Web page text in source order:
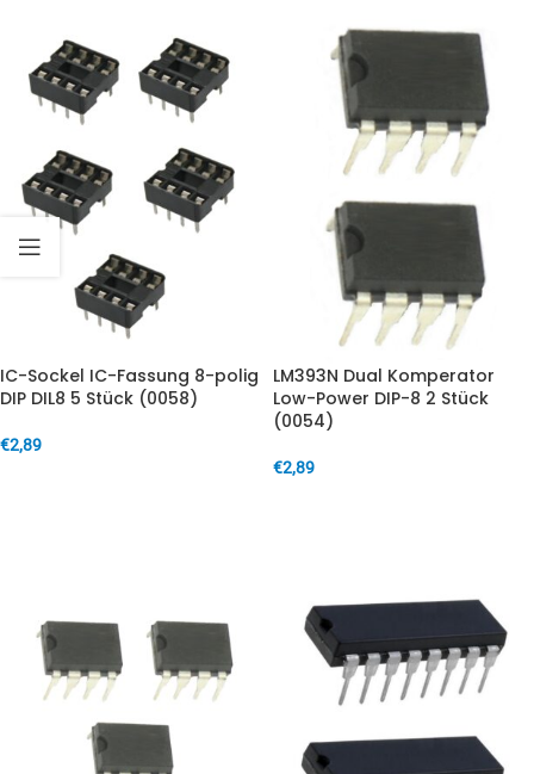
IC-Sockel IC-Fassung 8-polig
DIP DIL8 5 Stück (0058)
€2,89
LM393N Dual Komperator
Low-Power DIP-8 2 Stück
(0054)
€2,89